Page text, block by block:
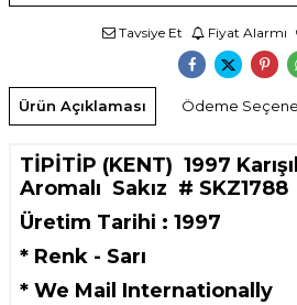
Tavsiye Et Fiyat Alarmı
Ürün Açıklaması Ödeme
TİPİTİP (KENT) 1997
Aromalı Sakız # SKZ1788
Üretim Tarihi : 1997
* Renk - Sarı
* We Mail Internationally